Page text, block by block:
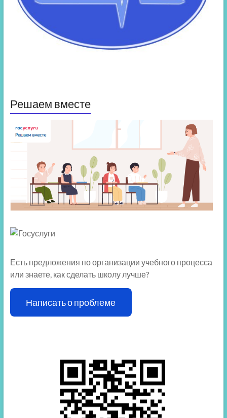
Решаем вместе
Есть предложения по организации учебного процесса
или знаете, как сделать школу лучше?
Написать о проблеме